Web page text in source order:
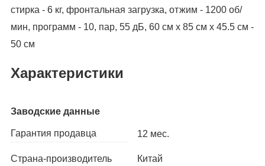
стирка - 6 кг, фронтальная загрузка, отжим - 1200 об/
мин, программ - 10, пар, 55 дБ, 60 см x 85 см x 45.5 см -
50 см
Характеристики
Заводские данные
Гарантия продавца 12 мес.
Страна-производитель Китай